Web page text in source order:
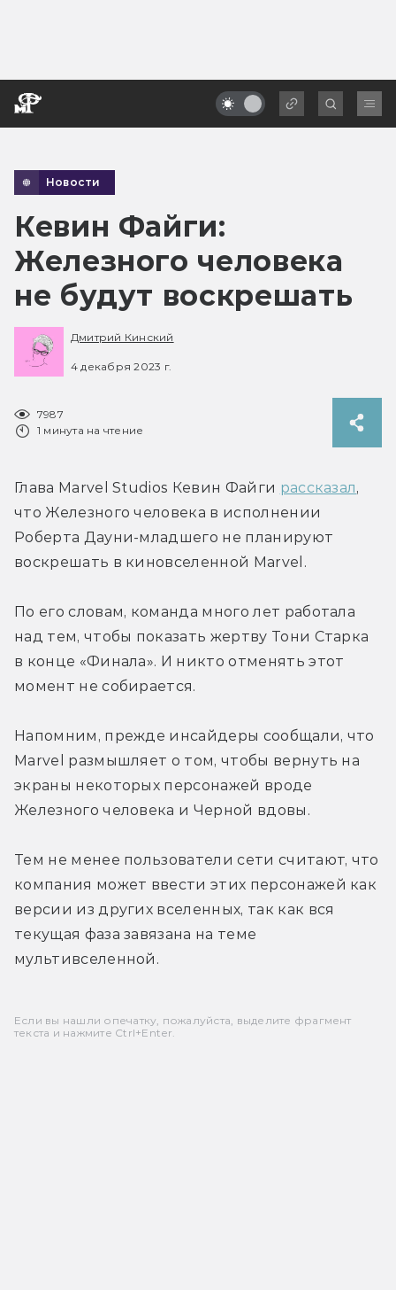
Новости
Кевин Файги:
Железного человека
не будут воскрешать
Дмитрий Кинский
4 декабря 2023 г.
7987
1 минута на чтение
Глава Marvel Studios Кевин Файги рассказал,
что Железного человека в исполнении
Роберта Дауни-младшего не планируют
воскрешать в киновселенной Marvel.
По его словам, команда много лет работала
над тем, чтобы показать жертву Тони Старка
в конце «Финала». И никто отменять этот
момент не собирается.
Напомним, прежде инсайдеры сообщали, что
Marvel размышляет о том, чтобы вернуть на
экраны некоторых персонажей вроде
Железного человека и Черной вдовы.
Тем не менее пользователи сети считают, что
компания может ввести этих персонажей как
версии из других вселенных, так как вся
текущая фаза завязана на теме
мультивселенной.
Если вы нашли опечатку, пожалуйста, выделите фрагмент
текста и нажмите Ctrl+Enter.